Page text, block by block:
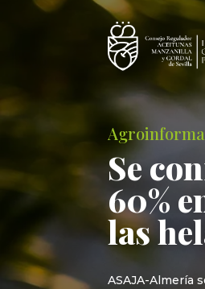
Se
60%
las
ASAJA-Almería